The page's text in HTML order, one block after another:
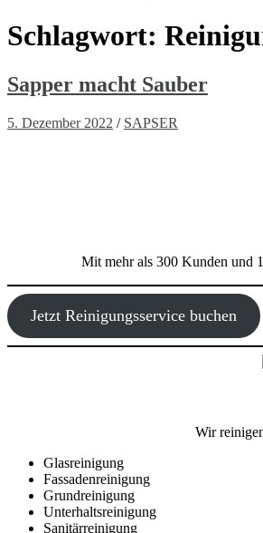
Schlagwort:
Sapper macht Sauber
5. Dezember 2022 / SAPSER
Mit mehr als 300 Kunden und
Jetzt Reinigungsservice buchen
Wir
Glasreinigung
Fassadenreinigung
Grundreinigung
Unterhaltsreinigung
Sanitärreinigung